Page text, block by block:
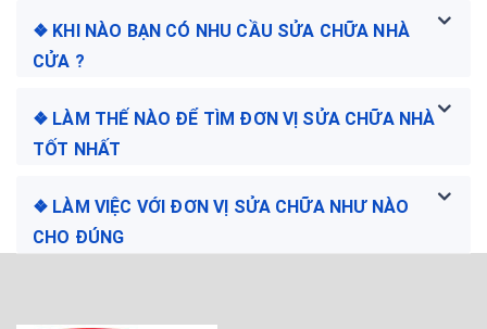
❖ KHI NÀO BẠN CÓ NHU CẦU SỬA CHỮA NHÀ
CỬA ?
❖ LÀM THẾ NÀO ĐỂ TÌM ĐƠN VỊ SỬA CHỮA NHÀ
TỐT NHẤT
❖ LÀM VIỆC VỚI ĐƠN VỊ SỬA CHỮA NHƯ NÀO
CHO ĐÚNG